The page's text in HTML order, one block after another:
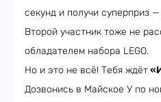
секунд и получи суперприз
Второй участник тоже не
обладателем набора LEGO.
Но и это не всё! Тебя ждёт
Дозвонись в Майское У по